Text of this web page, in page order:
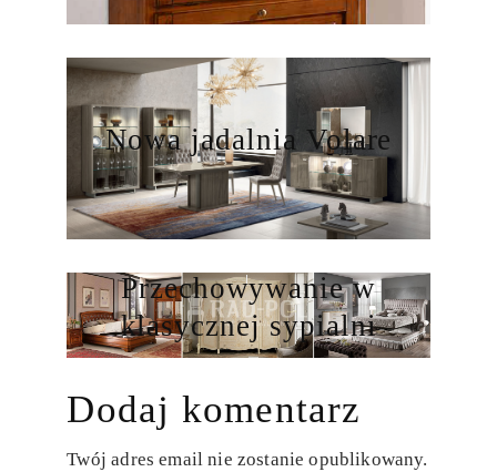
Nowa jadalnia Volare
Przechowywanie w
klasycznej sypialni
Dodaj komentarz
Twój adres email nie zostanie opublikowany.